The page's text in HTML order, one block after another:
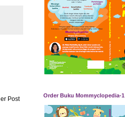
Post
Order Buku Mommyclopedia-1